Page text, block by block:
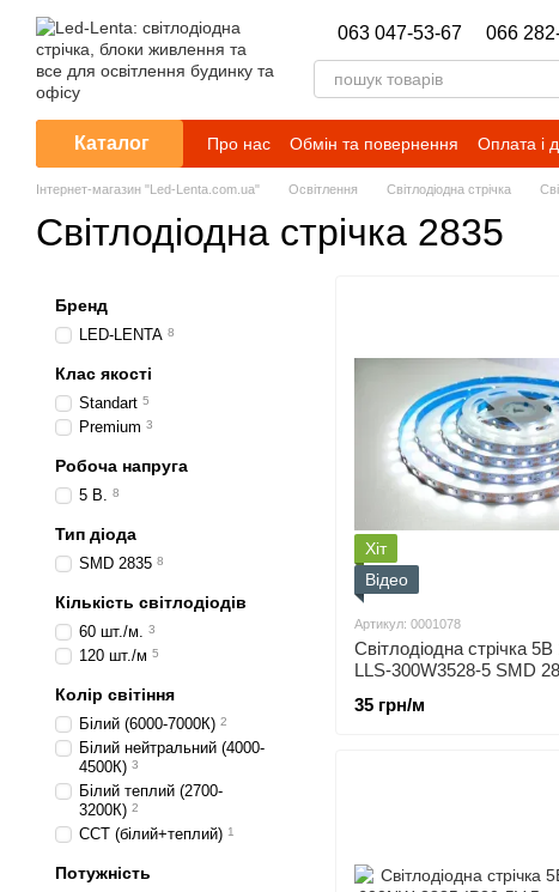
Перейти до основного контенту
063 047-53-67 066
Каталог Про нас Обмін та повернення Оплата і
Новини
Інтернет-магазин "Led-Lenta.com.ua" Освітлення Світлодіодна стрічка
Світлодіодна стрічка 2835
Хіт
Відео
Артикул: 0001078
Світлодіодна стрічка
LLS-300W3528-5 SMD
35 грн/м
Бренд
LED-LENTA 8
Клас якості
Standart 5
Premium 3
Робоча напруга
5 В. 8
Тип діода
SMD 2835 8
Кількість світлодіодів
60 шт./м. 3
120 шт./м 5
Колір світіння
Білий (6000-7000К) 2
Білий нейтральний (4000-
4500К) 3
Білий теплий (2700-
3200К) 2
CCT (білий+теплий) 1
Потужність